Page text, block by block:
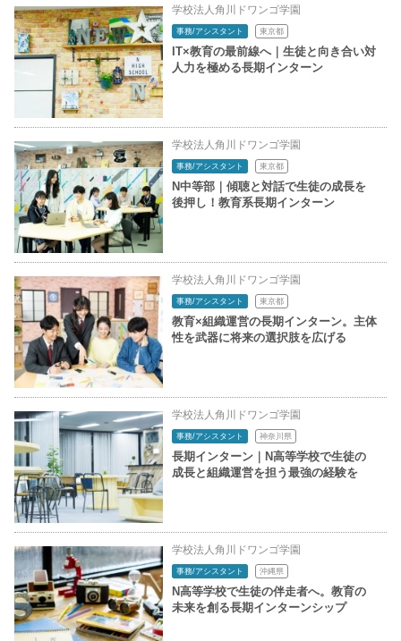
学校法人角川ドワンゴ学園
事務/アシスタント 東京都
IT×教育の最前線へ｜生徒と向き合い対
人力を極める長期インターン
学校法人角川ドワンゴ学園
事務/アシスタント 東京都
N中等部｜傾聴と対話で生徒の成長を
後押し！教育系長期インターン
学校法人角川ドワンゴ学園
事務/アシスタント 東京都
教育×組織運営の長期インターン。主体
性を武器に将来の選択肢を広げる
学校法人角川ドワンゴ学園
事務/アシスタント 神奈川県
長期インターン｜N高等学校で生徒の
成長と組織運営を担う最強の経験を
学校法人角川ドワンゴ学園
事務/アシスタント 沖縄県
N高等学校で生徒の伴走者へ。教育の
未来を創る長期インターンシップ